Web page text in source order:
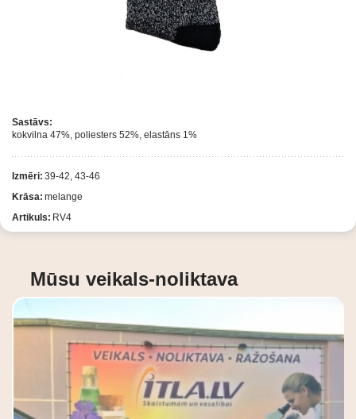
Sastāvs:
kokvilna 47%, poliesters 52%, elastāns 1%
Izmēri: 39-42, 43-46
Krāsa: melange
Artikuls: RV4
Mūsu veikals-noliktava